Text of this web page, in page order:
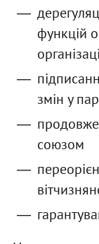
функцій
змін у
союзом